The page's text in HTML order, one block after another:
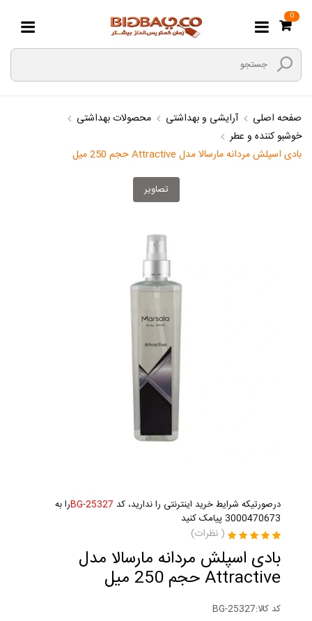
0
صفحه اصلی آرایشی و بهداشتی
محصولات بهداشتی
خوشبو کننده و عطر
بادی اسپلش مردانه مارسالا مدل Attractive حجم 250 میل
تصاویر
درصورتیکه شرایط خرید اینترنتی را ندارید، کد BG-25327را به
3000470673 پیامک کنید
( نظرات)
بادی اسپلش مردانه مارسالا مدل
Attractive حجم 250 میل
کد کالا:BG-25327